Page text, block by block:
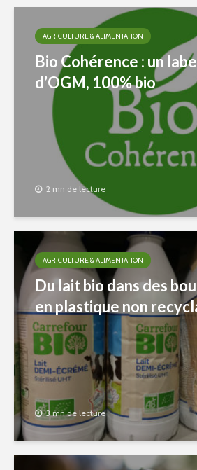
AGRICULTURE & ALIMENTATION
Bio Cohérence : un
d’OGM, 100% bio
2 mn de lecture
AGRICULTURE & ALIMENTATION
Du lait bio dans des
en plastique non
3 mn de lecture